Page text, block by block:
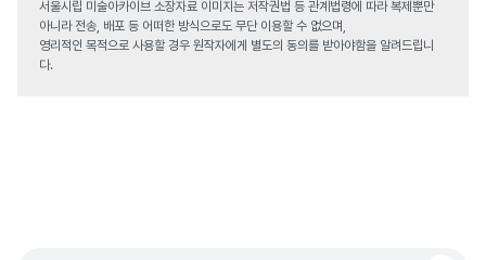
서울시립 미술아카이브 소장자료 이미지는 저작권법 등 관계법령에 따라 복제뿐만
아니라 전송, 배포 등 어떠한 방식으로도 무단 이용할 수 없으며,
영리적인 목적으로 사용할 경우 원작자에게 별도의 동의를 받아야함을 알려드립니
다.